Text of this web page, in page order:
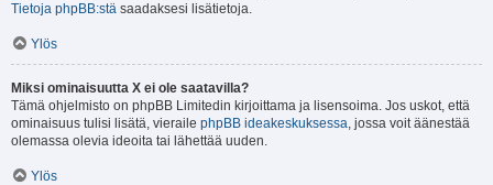
Tietoja phpBB:stä saadaksesi lisätietoja.
Ylös
Miksi ominaisuutta X ei ole saatavilla?
Tämä ohjelmisto on phpBB Limitedin kirjoittama ja lisensoima. Jos uskot, että
ominaisuus tulisi lisätä, vieraile phpBB ideakeskuksessa, jossa voit äänestää
olemassa olevia ideoita tai lähettää uuden.
Ylös